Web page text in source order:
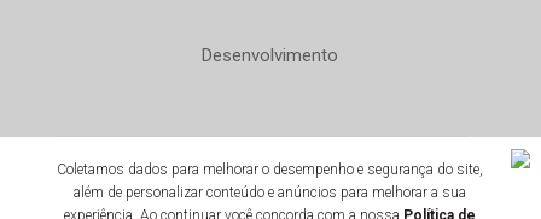
Desenvolvimento
Todos os direitos reservados 1996-2020
Ginga Comércio de Móveis e Decorações LTDA - CNPJ:
Coletamos dados para melhorar o desempenho e segurança do site,
além de personalizar conteúdo e anúncios para melhorar a sua
experiência. Ao continuar você concorda com a nossa Política de